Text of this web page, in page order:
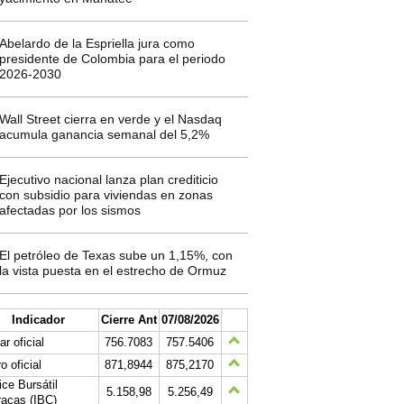
Abelardo de la Espriella jura como
presidente de Colombia para el periodo
2026-2030
Wall Street cierra en verde y el Nasdaq
acumula ganancia semanal del 5,2%
Ejecutivo nacional lanza plan crediticio
con subsidio para viviendas en zonas
afectadas por los sismos
El petróleo de Texas sube un 1,15%, con
la vista puesta en el estrecho de Ormuz
Indicador Cierre Ant 07/08/2026
oficial
756.7083
757.5406
oficial
871,8944
875,2170
Bursátil
(IBC)
5.158,98
5.256,49